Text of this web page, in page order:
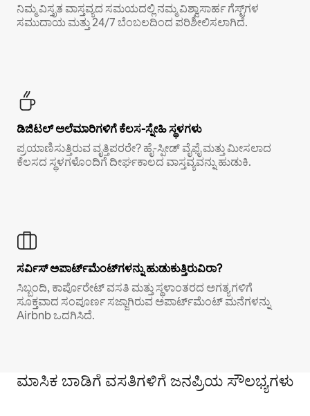
ನಿಮ್ಮ ವಿಸ್ತೃತ ವಾಸ್ತವ್ಯದ ಸಮಯದಲ್ಲಿ ನಮ್ಮ ವಿಶ್ವಾಸಾರ್ಹ ಗೆಸ್ಟ್‌ಗಳ
ಸಮುದಾಯ ಮತ್ತು 24/7 ಬೆಂಬಲದಿಂದ ಪರಿಶೀಲಿಸಲಾಗಿದೆ.
ಡಿಜಿಟಲ್ ಅಲೆಮಾರಿಗಳಿಗೆ ಕೆಲಸ-ಸ್ನೇಹಿ ಸ್ಥಳಗಳು
ಪ್ರಯಾಣಿಸುತ್ತಿರುವ ವೃತ್ತಿಪರರೇ? ಹೈ-ಸ್ಪೀಡ್ ವೈಫೈ ಮತ್ತು ಮೀಸಲಾದ
ಕೆಲಸದ ಸ್ಥಳಗಳೊಂದಿಗೆ ದೀರ್ಘಕಾಲದ ವಾಸ್ತವ್ಯವನ್ನು ಹುಡುಕಿ.
ಸರ್ವಿಸ್ ಅಪಾರ್ಟ್‌ಮೆಂಟ್‌ಗಳನ್ನು ಹುಡುಕುತ್ತಿರುವಿರಾ?
ಸಿಬ್ಬಂದಿ, ಕಾರ್ಪೊರೇಟ್ ವಸತಿ ಮತ್ತು ಸ್ಥಳಾಂತರದ ಅಗತ್ಯಗಳಿಗೆ
ಸೂಕ್ತವಾದ ಸಂಪೂರ್ಣ ಸಜ್ಜಾಗಿರುವ ಅಪಾರ್ಟ್‌ಮೆಂಟ್ ಮನೆಗಳನ್ನು
Airbnb ಒದಗಿಸಿದೆ.
ಮಾಸಿಕ ಬಾಡಿಗೆ ವಸತಿಗಳಿಗೆ ಜನಪ್ರಿಯ ಸೌಲಭ್ಯಗಳು